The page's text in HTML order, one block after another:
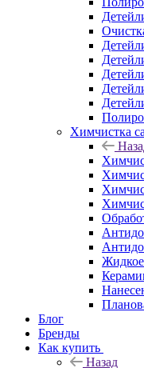
Химчистка
Жидкое
Блог
Бренды
Как купить
Назад